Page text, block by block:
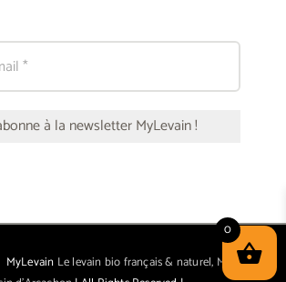
MyLevain Le levain bio français & naturel, Made in
0